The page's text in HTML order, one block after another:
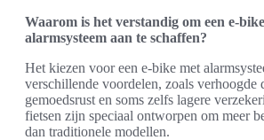
Waarom is het verstandig om een e-
alarmsysteem aan te schaffen?
Het kiezen voor een e-bike met
verschillende voordelen, zoals verhoogde
gemoedsrust en soms zelfs lagere
fietsen zijn speciaal ontworpen om meer
dan traditionele modellen.